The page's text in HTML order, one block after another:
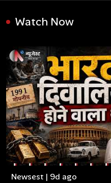
Watch Now
Newsest | 9d ago